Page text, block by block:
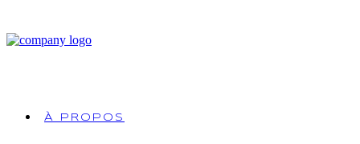
À PROPOS